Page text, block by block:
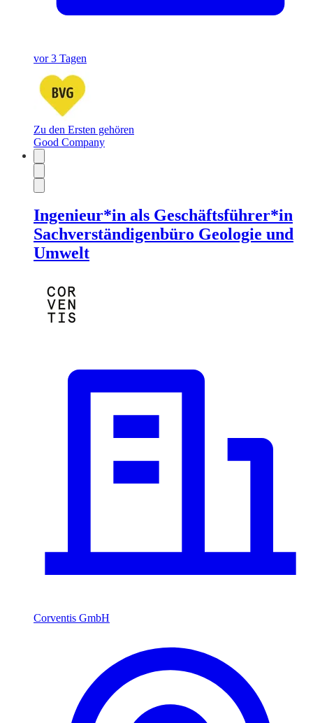
vor 3 Tagen
Zu den Ersten gehören
Good Company
Ingenieur*in als Geschäftsführer*in
Sachverständigenbüro Geologie und
Umwelt
Corventis GmbH